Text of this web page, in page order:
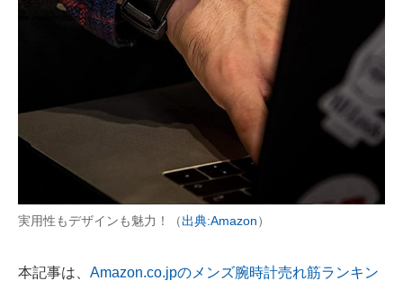
企業向けIT製品の総合サイト
製造業のIT導入・活用を支援
エレクトロニクス専門サイト
電子設計の基本と応用
実用性もデザインも魅力！（出典:Amazon）
本記事は、 Amazon.co.jpのメンズ腕時計売れ筋ランキン